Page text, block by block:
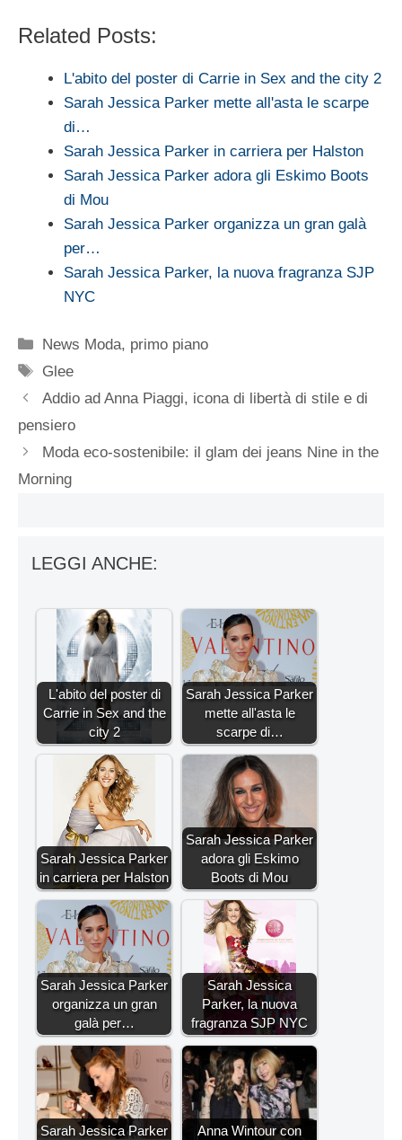
Related Posts:
L'abito del poster di Carrie in Sex and the city 2
Sarah Jessica Parker mette all'asta le scarpe
di…
Sarah Jessica Parker in carriera per Halston
Sarah Jessica Parker adora gli Eskimo Boots
di Mou
Sarah Jessica Parker organizza un gran galà
per…
Sarah Jessica Parker, la nuova fragranza SJP
NYC
Categorie
News Moda, primo piano
Tag
Glee
Addio ad Anna Piaggi, icona di libertà di stile e di
pensiero
Moda eco-sostenibile: il glam dei jeans Nine in the
Morning
LEGGI ANCHE:
L'abito del poster di
Carrie in Sex and the
city 2
Sarah Jessica Parker
mette all'asta le
scarpe di…
Sarah Jessica Parker
in carriera per Halston
Sarah Jessica Parker
adora gli Eskimo
Boots di Mou
Sarah Jessica Parker
organizza un gran
galà per…
Sarah Jessica
Parker, la nuova
fragranza SJP NYC
Sarah Jessica Parker
Anna Wintour con